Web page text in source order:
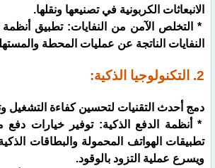
الانبعاثات الكربونية في تصنيعها ونقلها.
* التخلص الآمن من النفايات: تطبيق أنظمة
النفايات الناتجة عن عمليات المحطة
2. التكنولوجيا الذكية:
دمج أحدث التقنيات لتحسين كفاءة التشغيل
* أنظمة الدفع الذكية: توفير خيارات
تطبيقات الهواتف المحمولة والبطاقات
ويسرع عملية التزود بالوقود.